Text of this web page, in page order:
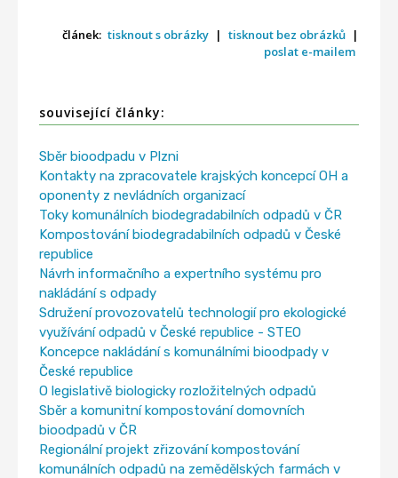
článek: tisknout s obrázky | tisknout bez obrázků |
poslat e-mailem
související články:
Sběr bioodpadu v Plzni
Kontakty na zpracovatele krajských koncepcí OH a
oponenty z nevládních organizací
Toky komunálních biodegradabilních odpadů v ČR
Kompostování biodegradabilních odpadů v České
republice
Návrh informačního a expertního systému pro
nakládání s odpady
Sdružení provozovatelů technologií pro ekologické
využívání odpadů v České republice - STEO
Koncepce nakládání s komunálními bioodpady v
České republice
O legislativě biologicky rozložitelných odpadů
Sběr a komunitní kompostování domovních
bioodpadů v ČR
Regionální projekt zřizování kompostování
komunálních odpadů na zemědělských farmách v